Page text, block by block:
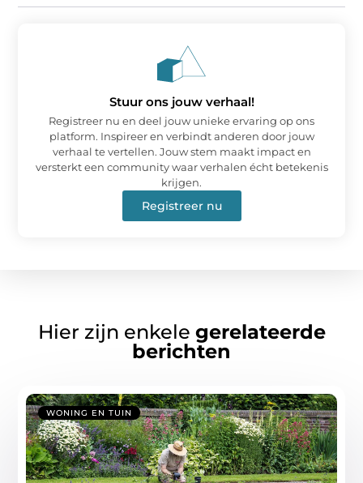
Stuur ons jouw verhaal!
Registreer nu en deel jouw unieke ervaring op ons
platform. Inspireer en verbindt anderen door jouw
verhaal te vertellen. Jouw stem maakt impact en
versterkt een community waar verhalen écht betekenis
krijgen.
Registreer nu
Hier zijn enkele gerelateerde
berichten
WONING EN TUIN